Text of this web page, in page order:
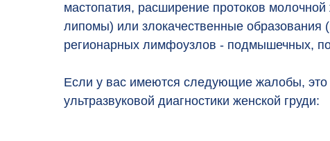
мастопатия, расширение протоков
липомы) или злокачественные образования
регионарных лимфоузлов - подмышечных,
Если у вас имеются следующие жалобы, это
ультразвуковой диагностики женской груди: